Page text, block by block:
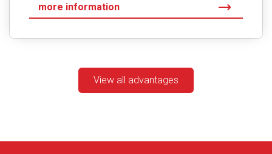
more information
View all advantages